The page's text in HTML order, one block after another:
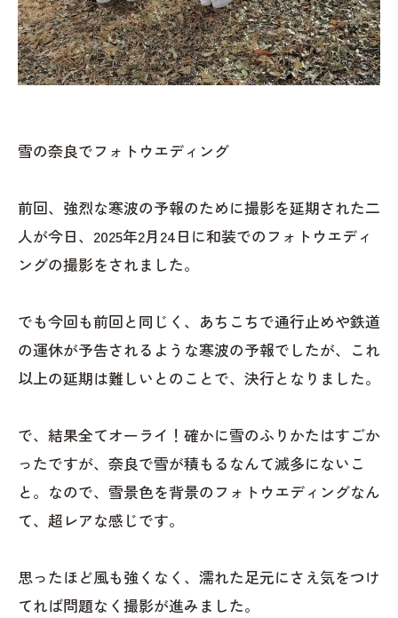
雪の奈良でフォトウエディング
前回、強烈な寒波の予報のために撮影を延期された二
人が今日、2025年2月24日に和装でのフォトウエディ
ングの撮影をされました。
でも今回も前回と同じく、あちこちで通行止めや鉄道
の運休が予告されるような寒波の予報でしたが、これ
以上の延期は難しいとのことで、決行となりました。
で、結果全てオーライ！確かに雪のふりかたはすごか
ったですが、奈良で雪が積もるなんて滅多にないこ
と。なので、雪景色を背景のフォトウエディングなん
て、超レアな感じです。
思ったほど風も強くなく、濡れた足元にさえ気をつけ
てれば問題なく撮影が進みました。